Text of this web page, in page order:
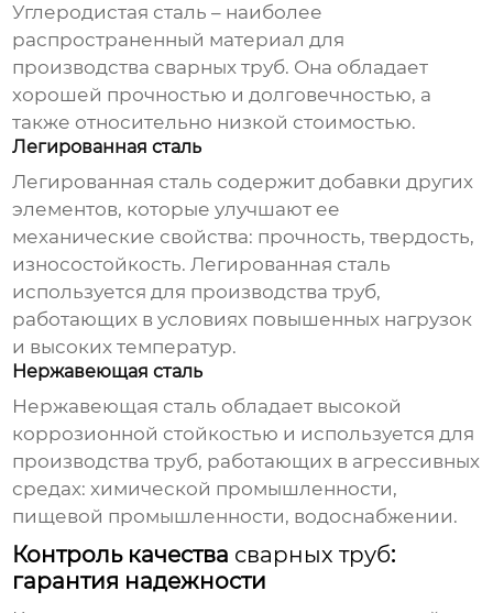
Углеродистая сталь – наиболее
распространенный материал для
производства сварных труб. Она обладает
хорошей прочностью и долговечностью, а
также относительно низкой стоимостью.
Легированная сталь
Легированная сталь содержит добавки других
элементов, которые улучшают ее
механические свойства: прочность, твердость,
износостойкость. Легированная сталь
используется для производства труб,
работающих в условиях повышенных нагрузок
и высоких температур.
Нержавеющая сталь
Нержавеющая сталь обладает высокой
коррозионной стойкостью и используется для
производства труб, работающих в агрессивных
средах: химической промышленности,
пищевой промышленности, водоснабжении.
Контроль качества сварных труб:
гарантия надежности